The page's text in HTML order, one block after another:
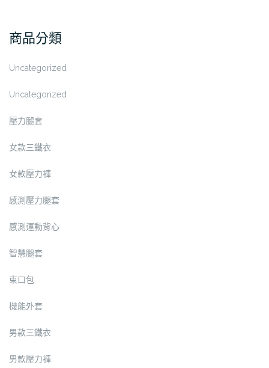
格：
商品分類
Uncategorized
Uncategorized
壓力腿套
女款三鐵衣
女款壓力褲
感測壓力腿套
感測運動背心
智慧腿套
束口包
機能外套
男款三鐵衣
男款壓力褲